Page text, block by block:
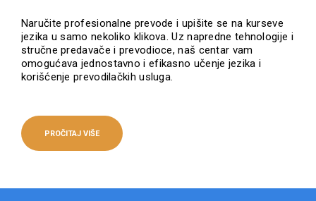
Naručite profesionalne prevode i upišite se na kurseve
jezika u samo nekoliko klikova. Uz napredne tehnologije i
stručne predavače i prevodioce, naš centar vam
omogućava jednostavno i efikasno učenje jezika i
korišćenje prevodilačkih usluga.
PROČITAJ VIŠE